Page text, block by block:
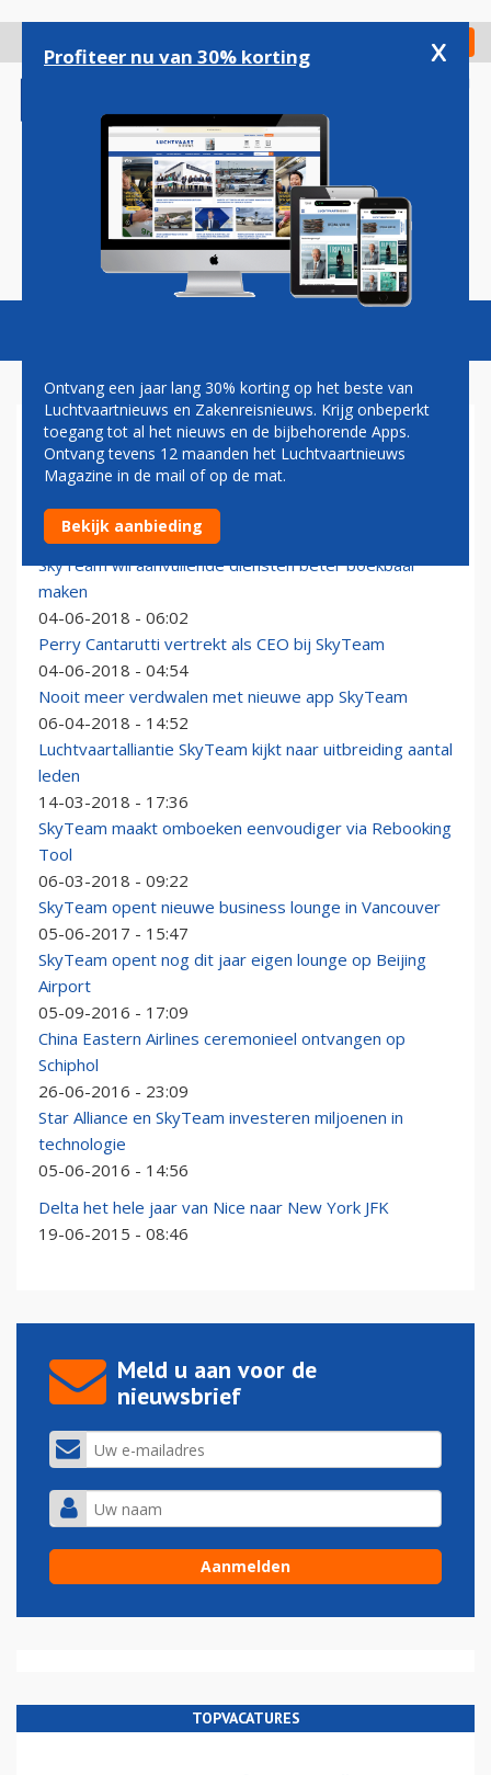
gaan
Check in
Magazine Podcasts Vacatures
PERRY CANTARUTTI
Luchtvaartalliantie SkyTeam wordt volwassen
22-06-2018 - 10:30
SkyTeam wil aanvullende diensten beter boekbaar
maken
04-06-2018 - 06:02
Perry Cantarutti vertrekt als CEO bij SkyTeam
04-06-2018 - 04:54
Nooit meer verdwalen met nieuwe app SkyTeam
06-04-2018 - 14:52
Luchtvaartalliantie SkyTeam kijkt naar uitbreiding aantal
leden
14-03-2018 - 17:36
SkyTeam maakt omboeken eenvoudiger via Rebooking
Tool
06-03-2018 - 09:22
SkyTeam opent nieuwe business lounge in Vancouver
05-06-2017 - 15:47
SkyTeam opent nog dit jaar eigen lounge op Beijing
Airport
05-09-2016 - 17:09
China Eastern Airlines ceremonieel ontvangen op
Schiphol
26-06-2016 - 23:09
Star Alliance en SkyTeam investeren miljoenen in
technologie
05-06-2016 - 14:56
Delta het hele jaar van Nice naar New York JFK
19-06-2015 - 08:46
Meld u aan voor de
nieuwsbrief
TOPVACATURES
Profiteer nu van 30% korting x
Ontvang een jaar lang 30% korting op het beste van
Luchtvaartnieuws en Zakenreisnieuws. Krijg onbeperkt
toegang tot al het nieuws en de bijbehorende Apps.
Ontvang tevens 12 maanden het Luchtvaartnieuws
Magazine in de mail of op de mat.
Bekijk aanbieding